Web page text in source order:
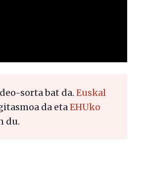
sorta bat da.Euskal
da etaEHUko
du.